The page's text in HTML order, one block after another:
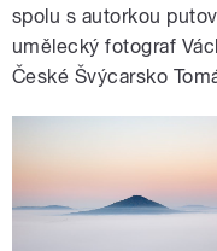
spolu s autorkou
umělecký fotograf
České Švýcarsko